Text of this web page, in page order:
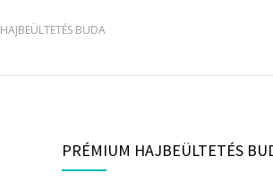
HAJBEÜLTETÉS BUDA
PRÉMIUM HAJBEÜLTETÉS